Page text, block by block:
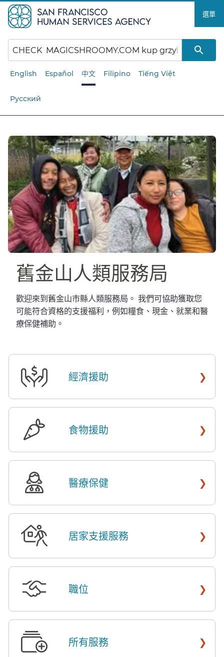
至
主
要
內
容​​
選單​​
English Español 中文 Filipino Tiếng Việt
Русский
舊金山人類服務局​​
歡迎來到舊金山市縣人類服務局。 我們可協助獲取您
可能符合資格的支援福利，例如糧食、現金、就業和醫
療保健補助。​​
經濟援助 ›
食物援助 ›
醫療保健 ›
居家支援服務 ›
職位 ›
所有服務 ›